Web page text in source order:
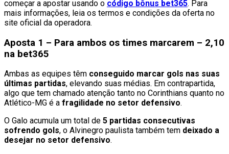
começar a apostar usando o código bônus bet365. Para
mais informações, leia os termos e condições da oferta no
site oficial da operadora.
Aposta 1 – Para ambos os times marcarem – 2,10
na bet365
Ambas as equipes têm conseguido marcar gols nas suas
últimas partidas, elevando suas médias. Em contrapartida,
algo que tem chamado atenção tanto no Corinthians quanto no
Atlético-MG é a fragilidade no setor defensivo.
O Galo acumula um total de 5 partidas consecutivas
sofrendo gols, o Alvinegro paulista também tem deixado a
desejar no setor defensivo.